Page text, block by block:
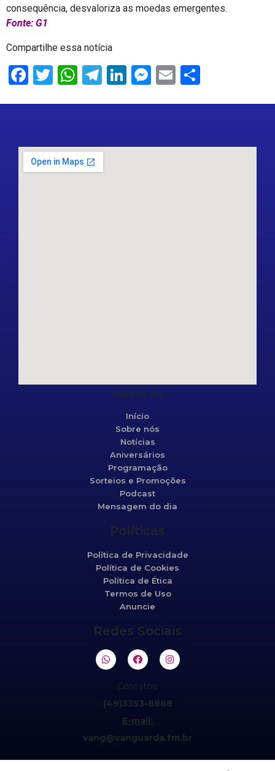
consequência, desvaloriza as moedas emergentes.
Fonte: G1
Compartilhe essa notícia
Facebook
Twitter
WhatsApp
Telegram
LinkedIn
Messenger
Email
Mapa do site
Início
Sobre nós
Notícias
Aniversários
Programação
Sorteios e Promoções
Podcast
Mensagem do dia
Políticas
Política de Privacidade
Política de Cookies
Política de Ética
Termos de Uso
Anuncie
Redes Sociais
Contatos:
(49)3353-8888
E-mail:
vang@vanguarda.fm.br